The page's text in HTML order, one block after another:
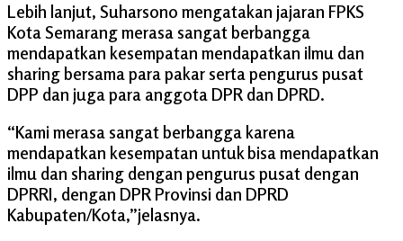
Lebih lanjut, Suharsono mengatakan jajaran FPKS
Kota Semarang merasa sangat berbangga
mendapatkan kesempatan mendapatkan ilmu dan
sharing bersama para pakar serta pengurus pusat
DPP dan juga para anggota DPR dan DPRD.
“Kami merasa sangat berbangga karena
mendapatkan kesempatan untuk bisa mendapatkan
ilmu dan sharing dengan pengurus pusat dengan
DPRRI, dengan DPR Provinsi dan DPRD
Kabupaten/Kota,”jelasnya.